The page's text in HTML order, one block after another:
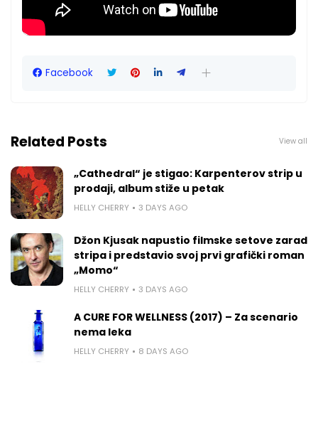
Facebook
Related Posts View all
„Cathedral“ je stigao: Karpenterov strip u
prodaji, album stiže u petak
HELLY CHERRY 3 DAYS AGO
Džon Kjusak napustio filmske setove zarad
stripa i predstavio svoj prvi grafički roman
„Momo“
HELLY CHERRY 3 DAYS AGO
A CURE FOR WELLNESS (2017) – Za scenario
nema leka
HELLY CHERRY 8 DAYS AGO